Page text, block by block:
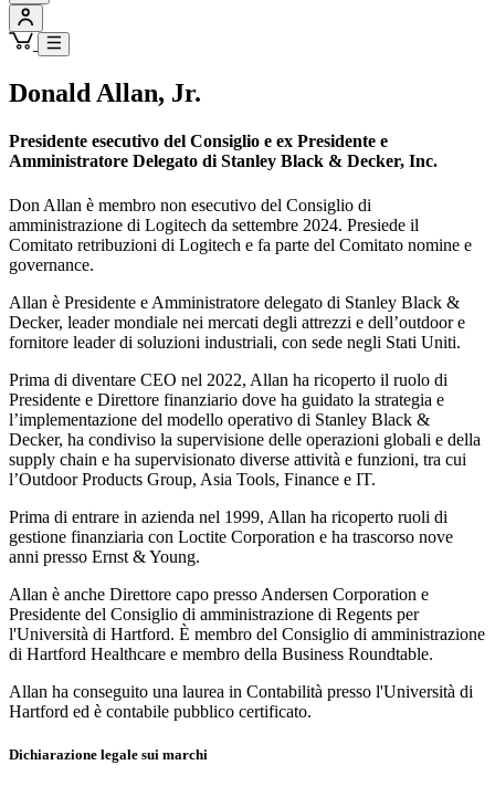
Donald Allan, Jr.
Presidente esecutivo del Consiglio e ex Presidente e
Amministratore Delegato di Stanley Black & Decker, Inc.
Don Allan è membro non esecutivo del Consiglio di
amministrazione di Logitech da settembre 2024. Presiede il
Comitato retribuzioni di Logitech e fa parte del Comitato nomine e
governance.
Allan è Presidente e Amministratore delegato di Stanley Black &
Decker, leader mondiale nei mercati degli attrezzi e dell’outdoor e
fornitore leader di soluzioni industriali, con sede negli Stati Uniti.
Prima di diventare CEO nel 2022, Allan ha ricoperto il ruolo di
Presidente e Direttore finanziario dove ha guidato la strategia e
l’implementazione del modello operativo di Stanley Black &
Decker, ha condiviso la supervisione delle operazioni globali e della
supply chain e ha supervisionato diverse attività e funzioni, tra cui
l’Outdoor Products Group, Asia Tools, Finance e IT.
Prima di entrare in azienda nel 1999, Allan ha ricoperto ruoli di
gestione finanziaria con Loctite Corporation e ha trascorso nove
anni presso Ernst & Young.
Allan è anche Direttore capo presso Andersen Corporation e
Presidente del Consiglio di amministrazione di Regents per
l'Università di Hartford. È membro del Consiglio di amministrazione
di Hartford Healthcare e membro della Business Roundtable.
Allan ha conseguito una laurea in Contabilità presso l'Università di
Hartford ed è contabile pubblico certificato.
Dichiarazione legale sui marchi